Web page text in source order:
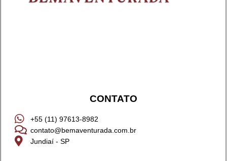
CONTATO
+55 (11) 97613-8982
contato@bemaventurada.com.br
Jundiaí - SP